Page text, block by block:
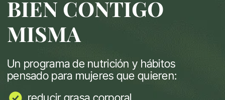
Sin dietas extremas. Sin restricciones
pensado para mujeres que quieren:
eliminar hinchazón
entender cómo funciona su cuerpo